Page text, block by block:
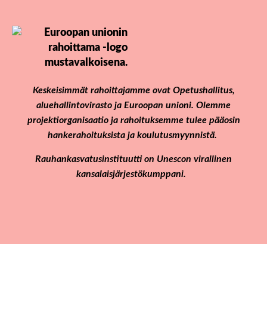
Keskeisimmät rahoittajamme ovat Opetushallitus,
aluehallintovirasto ja Euroopan unioni. Olemme
projektiorganisaatio ja rahoituksemme tulee pääosin
hankerahoituksista ja koulutusmyynnistä.
Rauhankasvatusinstituutti on Unescon virallinen
kansalaisjärjestökumppani.